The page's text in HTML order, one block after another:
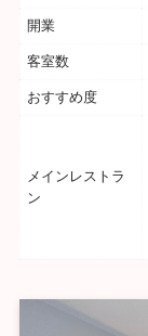
開業
客室数
おすすめ度
メインレストラ
ン